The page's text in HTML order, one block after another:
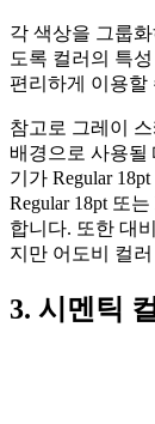
각 색상을 그룹
도록 컬러의 특
편리하게 이용할
참고로 그레이
배경으로 사용될
기가 Regular
Regular 18pt 또
합니다. 또한 대
지만 어도비 컬
3. 시멘틱